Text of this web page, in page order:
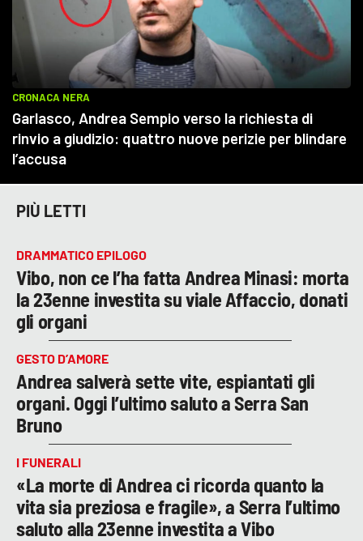
PIÙ LETTI
DRAMMATICO EPILOGO
Vibo, non ce l’ha fatta Andrea Minasi: morta
la 23enne investita su viale Affaccio, donati
gli organi
GESTO D’AMORE
Andrea salverà sette vite, espiantati gli
organi. Oggi l’ultimo saluto a Serra San
Bruno
I FUNERALI
«La morte di Andrea ci ricorda quanto la
vita sia preziosa e fragile», a Serra l’ultimo
saluto alla 23enne investita a Vibo